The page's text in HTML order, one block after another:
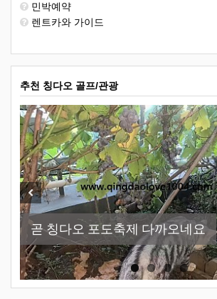
민박예약
렌트카와 가이드
추천 칭다오 골프/관광
곧 칭다오 포도축제 다까오네요
칭다오-천주교당
칭다오맥주박물관 이용방법
소어산 -칭다오관광지 필코스
Previous